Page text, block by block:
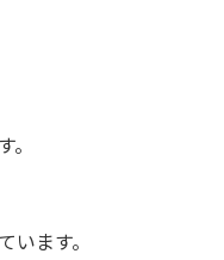
ます。